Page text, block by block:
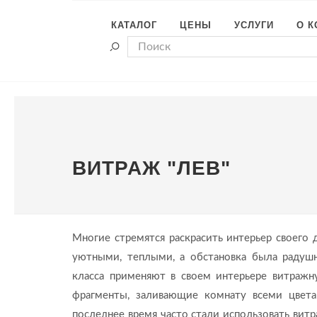
КАТАЛОГ ЦЕНЫ УСЛУГИ О
ВИТРАЖ "ЛЕВ"
Многие стремятся раскрасить интерьер
уютными, теплыми, а обстановка была
класса применяют в своем интерьере
фрагменты, заливающие комнату всеми
последнее время часто стали использовать